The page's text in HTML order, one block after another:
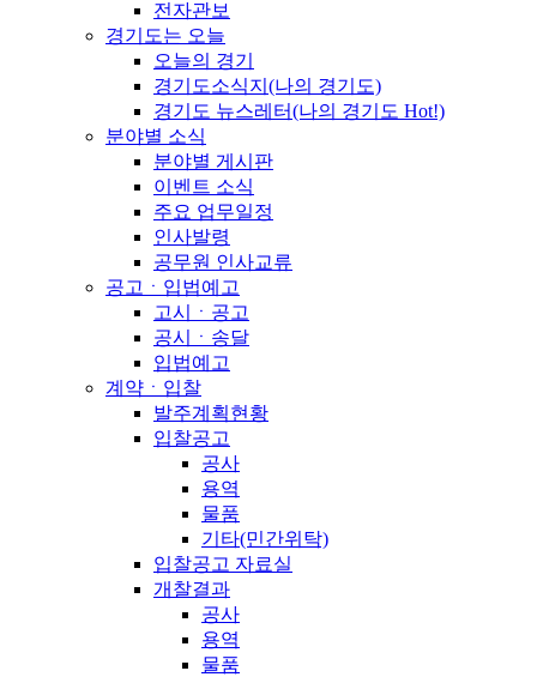
전자관보
경기도는 오늘
오늘의 경기
경기도소식지(나의 경기도)
경기도 뉴스레터(나의 경기도 Hot!)
분야별 소식
분야별 게시판
이벤트 소식
주요 업무일정
인사발령
공무원 인사교류
공고ㆍ입법예고
고시ㆍ공고
공시ㆍ송달
입법예고
계약ㆍ입찰
발주계획현황
입찰공고
공사
용역
물품
기타(민간위탁)
입찰공고 자료실
개찰결과
공사
용역
물품